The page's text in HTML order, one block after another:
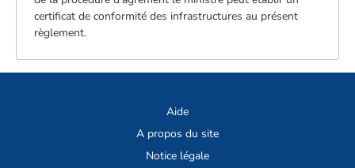
certificat de conformité des infrastructures au présent
règlement.
Aide
A propos du site
Notice légale